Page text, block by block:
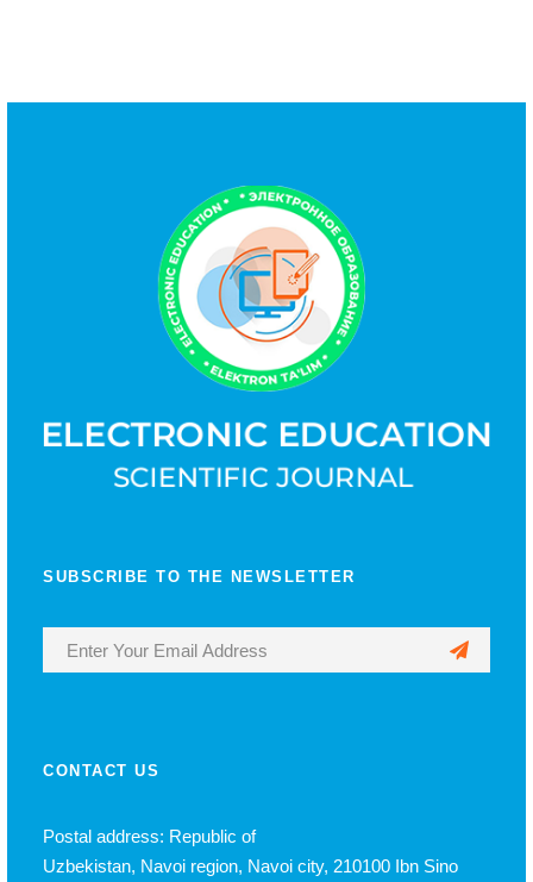
SUBSCRIBE TO THE NEWSLETTER
CONTACT US
Postal address: Republic of
Uzbekistan, Navoi region, Navoi city, 210100 Ibn Sino